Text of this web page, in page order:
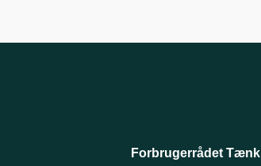
Forbrugerrådet Tænk